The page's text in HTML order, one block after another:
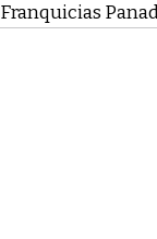
Franquicias